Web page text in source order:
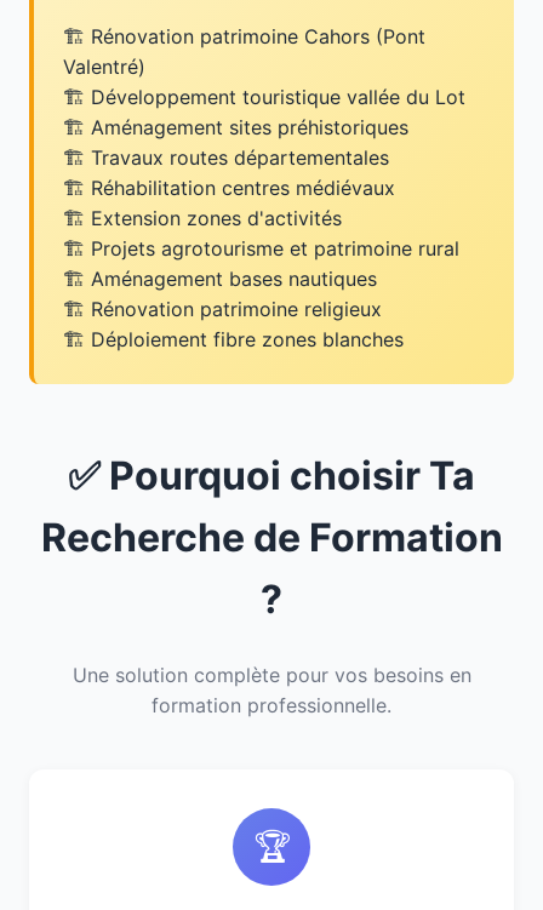
Rénovation patrimoine Cahors (Pont
Valentré)
Développement touristique vallée du Lot
Aménagement sites préhistoriques
Travaux routes départementales
Réhabilitation centres médiévaux
Extension zones d'activités
Projets agrotourisme et patrimoine rural
Aménagement bases nautiques
Rénovation patrimoine religieux
Déploiement fibre zones blanches
✅ Pourquoi choisir Ta
Recherche de Formation
?
Une solution complète pour vos besoins en
formation professionnelle.
🏆